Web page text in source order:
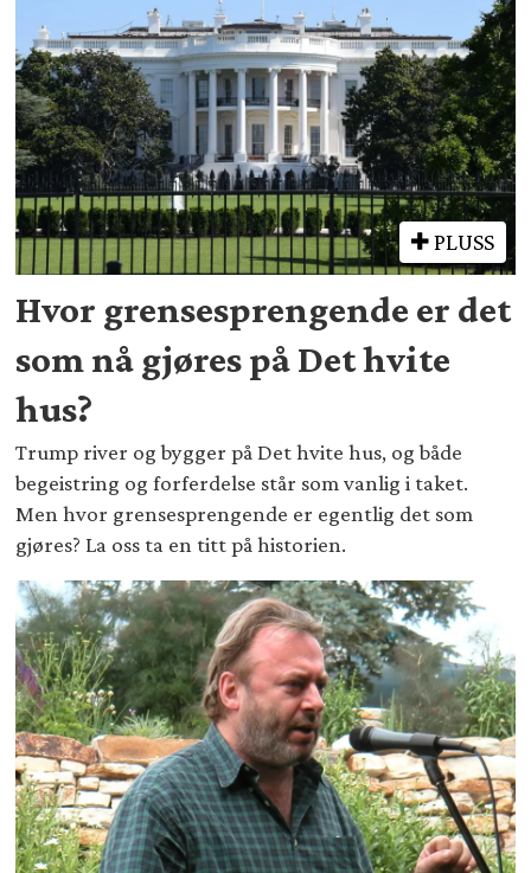
PLUSS
Hvor grensesprengende er det
som nå gjøres på Det hvite
hus?
Trump river og bygger på Det hvite hus, og både
begeistring og forferdelse står som vanlig i taket.
Men hvor grensesprengende er egentlig det som
gjøres? La oss ta en titt på historien.